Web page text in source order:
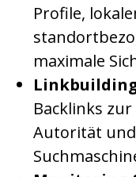
Profile,
maximale
Backlinks
Autorität